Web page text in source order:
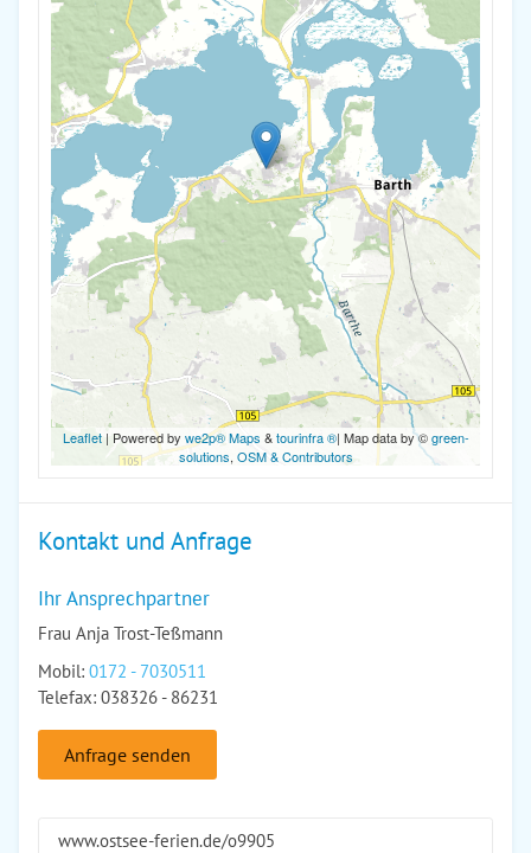
Leaflet| Powered by we2p® Maps &tourinfra ®| Map data by ©green-
solutions, OSM & Contributors
Kontakt und Anfrage
Ihr Ansprechpartner
Frau Anja Trost-Teßmann
Mobil: 0172 - 7030511
Telefax: 038326 - 86231
Anfrage senden
www.ostsee-ferien.de/o9905